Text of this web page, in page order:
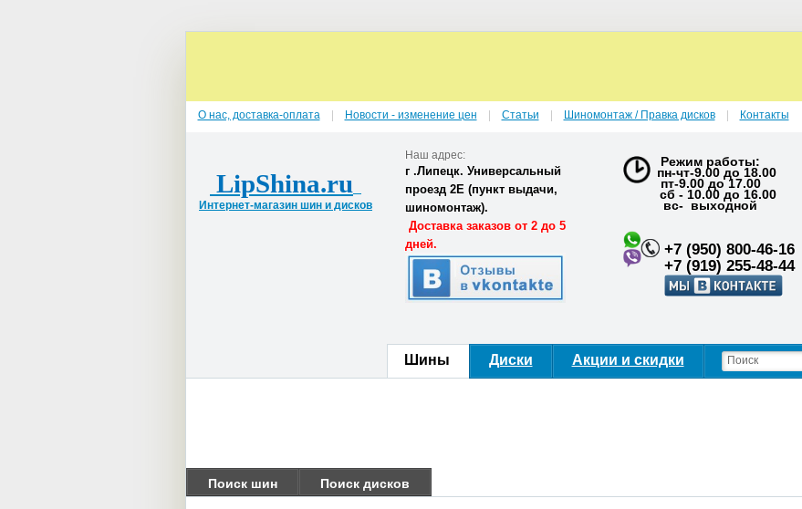
LipShina.ru
Интернет-магазин шин и дисков
Наш адрес:
г .Липецк. Универсальный
проезд 2Е (пункт выдачи,
шиномонтаж).
Доставка заказов от 2 до 5
дней.
Режим работы:
пн-чт-9.00 до 18.00
пт-9.00 до 17.00
сб - 10.00 до 16.00
вс- выходной
+7 (950) 800-46-16
+7 (919) 255-48-44
Шины Диски Акции и скидки
О нас, доставка-оплата Новости - изменение цен Статьи Шиномонтаж / Правка дисков Контакты
Поиск шин Поиск дисков